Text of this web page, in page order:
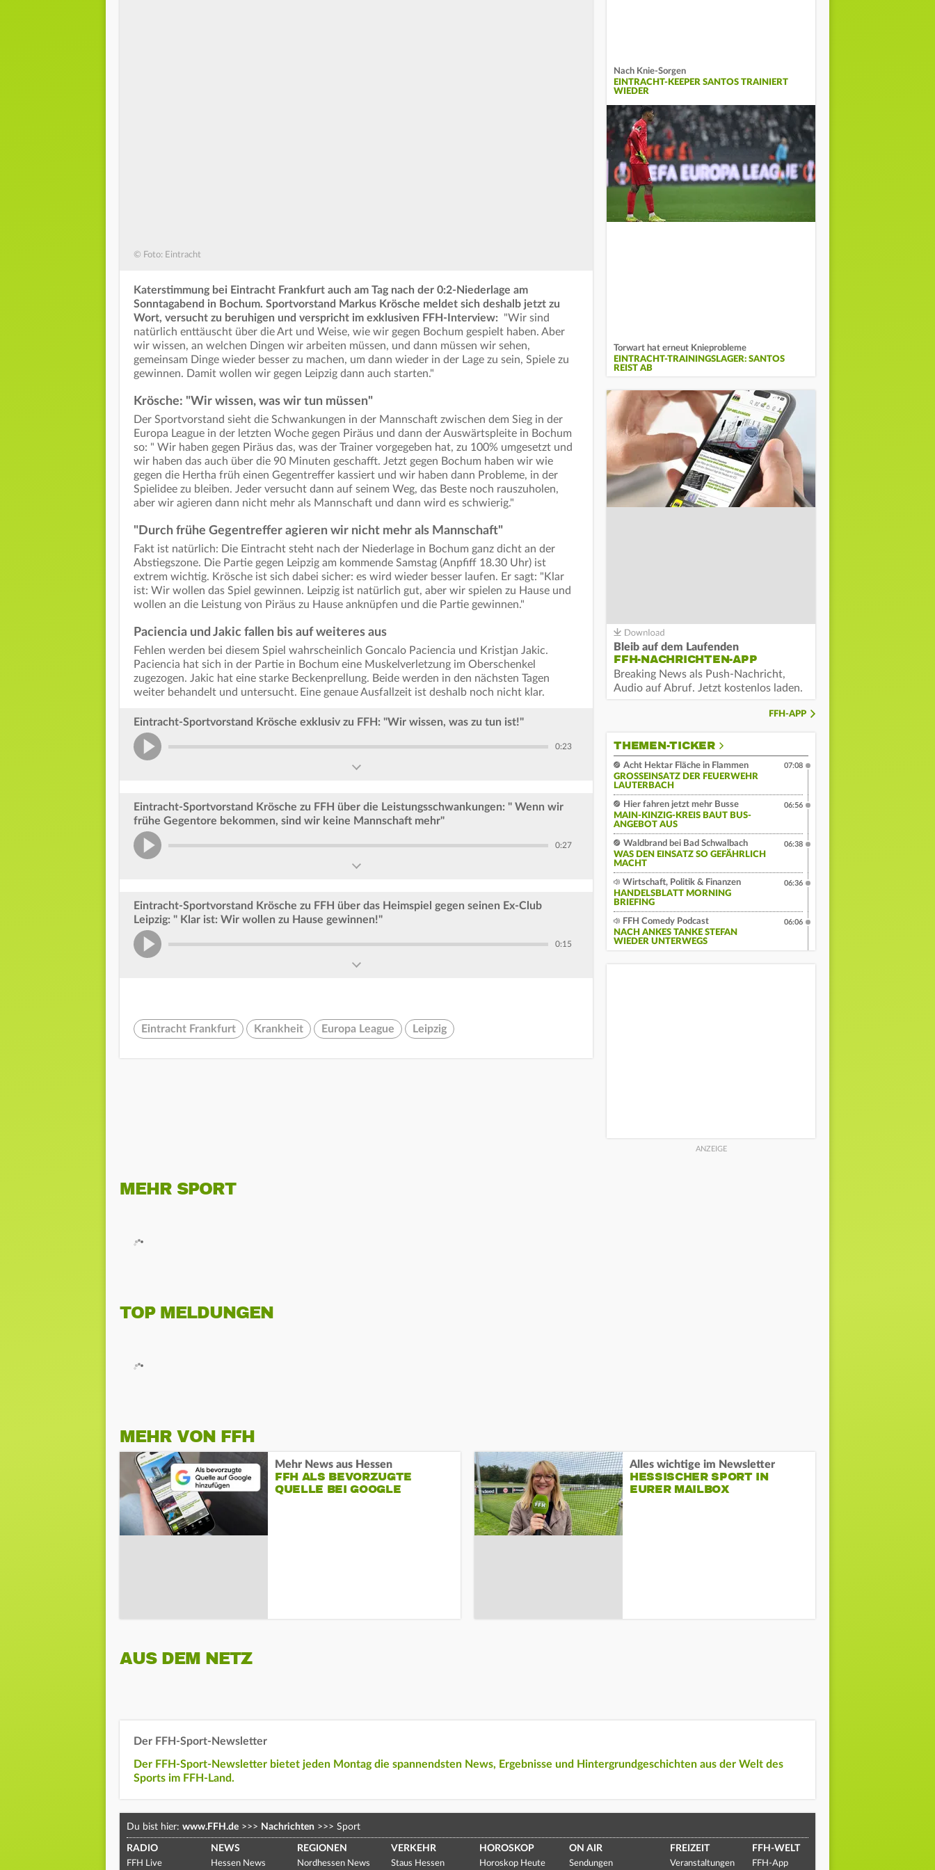
© Foto: Eintracht
Katerstimmung bei Eintracht Frankfurt auch am Tag nach der 0:2-Niederlage am
Sonntagabend in Bochum. Sportvorstand Markus Krösche meldet sich deshalb jetzt zu
Wort, versucht zu beruhigen und verspricht im exklusiven FFH-Interview: "Wir sind
natürlich enttäuscht über die Art und Weise, wie wir gegen Bochum gespielt haben. Aber
wir wissen, an welchen Dingen wir arbeiten müssen, und dann müssen wir sehen,
gemeinsam Dinge wieder besser zu machen, um dann wieder in der Lage zu sein, Spiele zu
gewinnen. Damit wollen wir gegen Leipzig dann auch starten."
Krösche: "Wir wissen, was wir tun müssen"
Der Sportvorstand sieht die Schwankungen in der Mannschaft zwischen dem Sieg in der
Europa League in der letzten Woche gegen Piräus und dann der Auswärtspleite in Bochum
so: " Wir haben gegen Piräus das, was der Trainer vorgegeben hat, zu 100% umgesetzt und
wir haben das auch über die 90 Minuten geschafft. Jetzt gegen Bochum haben wir wie
gegen die Hertha früh einen Gegentreffer kassiert und wir haben dann Probleme, in der
Spielidee zu bleiben. Jeder versucht dann auf seinem Weg, das Beste noch rauszuholen,
aber wir agieren dann nicht mehr als Mannschaft und dann wird es schwierig."
"Durch frühe Gegentreffer agieren wir nicht mehr als Mannschaft"
Fakt ist natürlich: Die Eintracht steht nach der Niederlage in Bochum ganz dicht an der
Abstiegszone. Die Partie gegen Leipzig am kommende Samstag (Anpfiff 18.30 Uhr) ist
extrem wichtig. Krösche ist sich dabei sicher: es wird wieder besser laufen. Er sagt: "Klar
ist: Wir wollen das Spiel gewinnen. Leipzig ist natürlich gut, aber wir spielen zu Hause und
wollen an die Leistung von Piräus zu Hause anknüpfen und die Partie gewinnen."
Paciencia und Jakic fallen bis auf weiteres aus
Fehlen werden bei diesem Spiel wahrscheinlich Goncalo Paciencia und Kristjan Jakic.
Paciencia hat sich in der Partie in Bochum eine Muskelverletzung im Oberschenkel
zugezogen. Jakic hat eine starke Beckenprellung. Beide werden in den nächsten Tagen
weiter behandelt und untersucht. Eine genaue Ausfallzeit ist deshalb noch nicht klar.
Eintracht-Sportvorstand Krösche exklusiv zu FFH: "Wir wissen, was zu tun ist!"
0:23
Eintracht-Sportvorstand Krösche zu FFH über die Leistungsschwankungen: " Wenn wir
frühe Gegentore bekommen, sind wir keine Mannschaft mehr"
0:27
Eintracht-Sportvorstand Krösche zu FFH über das Heimspiel gegen seinen Ex-Club
Leipzig: " Klar ist: Wir wollen zu Hause gewinnen!"
0:15
Eintracht Frankfurt Krankheit Europa League Leipzig
Nach Knie-Sorgen
EINTRACHT-KEEPER SANTOS TRAINIERT
WIEDER
Torwart hat erneut Knieprobleme
EINTRACHT-TRAININGSLAGER: SANTOS
REIST AB
Bleib auf dem Laufenden
FFH-NACHRICHTEN-APP
Breaking News als Push-Nachricht,
Audio auf Abruf. Jetzt kostenlos laden.
FFH-APP
THEMEN-TICKER
Acht Hektar Fläche in Flammen
GROSSEINSATZ DER FEUERWEHR L
AUTERBACH
07:08
Hier fahren jetzt mehr Busse
MAIN-KINZIG-KREIS BAUT BUS-
ANGEBOT AUS
06:56
Waldbrand bei Bad Schwalbach
WAS DEN EINSATZ SO GEFÄHRLICH
MACHT
06:38
Wirtschaft, Politik & Finanzen
HANDELSBLATT MORNING
BRIEFING
06:36
FFH Comedy Podcast
NACH ANKES TANKE STEFAN
WIEDER UNTERWEGS
06:06
MEHR SPORT
TOP MELDUNGEN
MEHR VON FFH
Mehr News aus Hessen
FFH ALS BEVORZUGTE
QUELLE BEI GOOGLE
Alles wichtige im Newsletter
HESSISCHER SPORT IN
EURER MAILBOX
AUS DEM NETZ
Der FFH-Sport-Newsletter
Der FFH-Sport-Newsletter bietet jeden Montag die spannendsten News, Ergebnisse und Hintergrundgeschichten aus der Welt des
Sports im FFH-Land.
Du bist hier: www.FFH.de >>> Nachrichten >>> Sport
RADIO
FFH Live
NEWS
Hessen News
REGIONEN
Nordhessen News
VERKEHR
Staus Hessen
HOROSKOP
Horoskop Heute
ON AIR
Sendungen
FREIZEIT
Veranstaltungen
FFH-WELT
FFH-App